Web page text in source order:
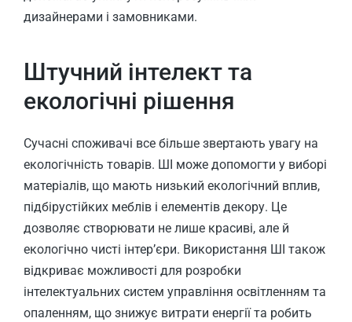
дизайнерами і замовниками.
Штучний інтелект та
екологічні рішення
Сучасні споживачі все більше звертають увагу на
екологічність товарів. ШІ може допомогти у виборі
матеріалів, що мають низький екологічний вплив,
підбірустійких меблів і елементів декору. Це
дозволяє створювати не лише красиві, але й
екологічно чисті інтер’єри. Використання ШІ також
відкриває можливості для розробки
інтелектуальних систем управління освітленням та
опаленням, що знижує витрати енергії та робить